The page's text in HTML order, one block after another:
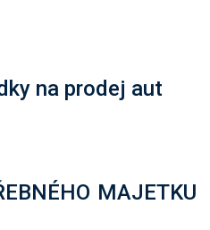
na prodej aut
MAJETKU